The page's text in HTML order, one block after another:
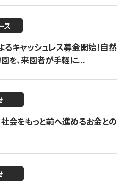
ス
キャッシュレス募金開始！自然
を、来園者が手軽に...
会をもっと前へ進めるお金との